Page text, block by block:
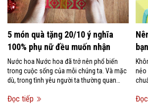
5 món quà tặng 20/10 ý nghĩa
100% phụ nữ đều muốn nhận
Nước hoa Nước hoa đã trở nên phổ biến
trong cuộc sống của mỗi chúng ta. Và mặc
dù, trong tình yêu người ta thường quan
Đọc tiếp
nẻo